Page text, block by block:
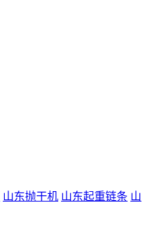
山东抛干机 山东起重链条 山